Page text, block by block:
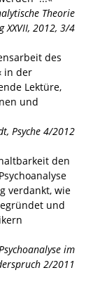
Theorie
XXVII, 2012, 3/4
des
in der
Lektüre,
und
, Psyche 4/2012
den
verdankt, wie
und
im
2/2011